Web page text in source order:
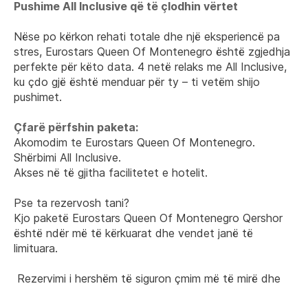
Pushime All Inclusive që të çlodhin vërtet
Nëse po kërkon rehati totale dhe një eksperiencë pa
stres, Eurostars Queen Of Montenegro është zgjedhja
perfekte për këto data. 4 netë relaks me All Inclusive,
ku çdo gjë është menduar për ty – ti vetëm shijo
pushimet.
Çfarë përfshin paketa:
Akomodim te Eurostars Queen Of Montenegro.
Shërbimi All Inclusive.
Akses në të gjitha facilitetet e hotelit.
Pse ta rezervosh tani?
Kjo paketë Eurostars Queen Of Montenegro Qershor
është ndër më të kërkuarat dhe vendet janë të
limituara.